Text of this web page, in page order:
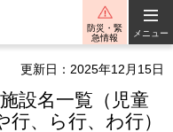
防災・緊
急情報
メニュー
更新日：2025年12月15日
設名一覧（児童
、ら行、わ行）